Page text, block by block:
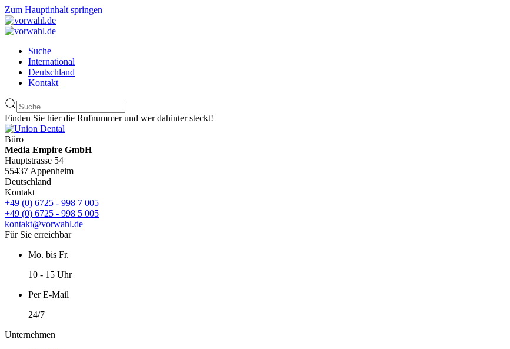
Zum Hauptinhalt springen
Suche
International
Deutschland
Kontakt
Finden Sie hier die Rufnummer und wer dahinter steckt!
Büro
Media Empire GmbH
Hauptstrasse 54
55437 Appenheim
Deutschland
Kontakt
+49 (0) 6725 - 998 7 005
+49 (0) 6725 - 998 5 005
kontakt@vorwahl.de
Für Sie erreichbar
Mo. bis Fr.
10 - 15 Uhr
Per E-Mail
24/7
Unternehmen